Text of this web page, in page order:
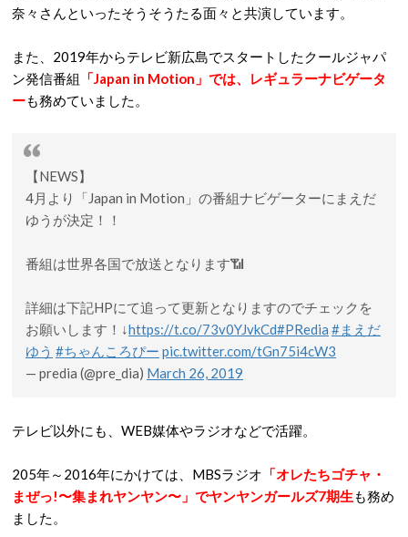
奈々さんといったそうそうたる面々と共演しています。
また、2019年からテレビ新広島でスタートしたクールジャパ
ン発信番組
「Japan in Motion」では、レギュラーナビゲータ
ーも務めていました。
【NEWS】
4月より「Japan in Motion」の番組ナビゲーターにまえだ
ゆうが決定！！
番組は世界各国で放送となります📶
詳細は下記HPにて追って更新となりますのでチェックを
お願いします！↓https://t.co/73v0YJvkCd#PRedia #まえだ
ゆう #ちゃんころぴー pic.twitter.com/tGn75i4cW3
— predia (@pre_dia) March 26, 2019
テレビ以外にも、WEB媒体やラジオなどで活躍。
205年～2016年にかけては、MBSラジオ 「オレたちゴチャ・
まぜっ!〜集まれヤンヤン〜」でヤンヤンガールズ7期生も務め
ました。